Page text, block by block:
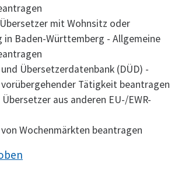
mit Wohnsitz oder
in Baden-Württemberg - Allgemeine
Übersetzerdatenbank (DÜD) -
Tätigkeit beantragen
aus anderen EU-/EWR-
Wochenmärkten beantragen